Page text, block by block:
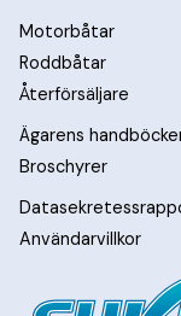
Motorbåtar
Roddbåtar
Återförsäljare
Ägarens
Broschyrer
Användarvillkor